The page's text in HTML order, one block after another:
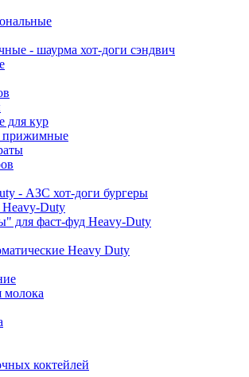
- шаурма хот-доги сэндвич
для кур
прижимные
- АЗС хот-доги бургеры
Heavy-Duty
для фаст-фуд Heavy-Duty
Heavy Duty
молока
коктейлей